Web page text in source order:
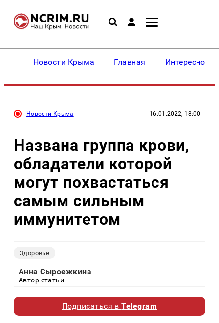
Новости Крыма Главная Интересное
Новости Крыма 16.01.2022, 18:00
Названа группа крови,
обладатели которой
могут похвастаться
самым сильным
иммунитетом
Здоровье
Анна Сыроежкина
Автор статьи
Подписаться вTelegram